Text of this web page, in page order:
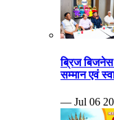
ब्रिज बिजनेस
सम्मान एवं
— Jul 06